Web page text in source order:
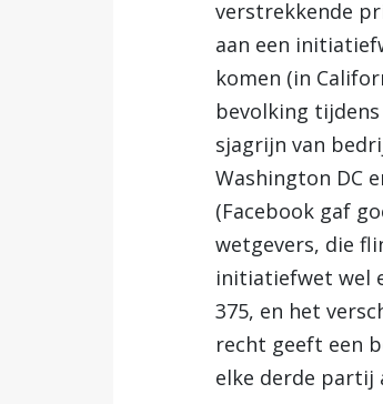
verstrekkende
aan een
komen (in
bevolking
sjagrijn van
Washington DC
(Facebook gaf
wetgevers, die
initiatiefwet wel
375, en het
recht geeft een
elke derde partij